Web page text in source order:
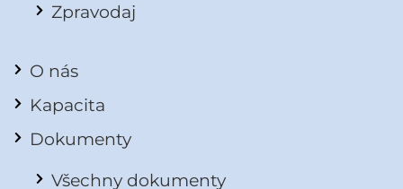
Zpravodaj
O nás
Kapacita
Dokumenty
Všechny dokumenty